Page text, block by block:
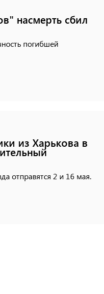
насмерть сбил
погибшей
из Харькова в
отправятся 2 и 16 мая.